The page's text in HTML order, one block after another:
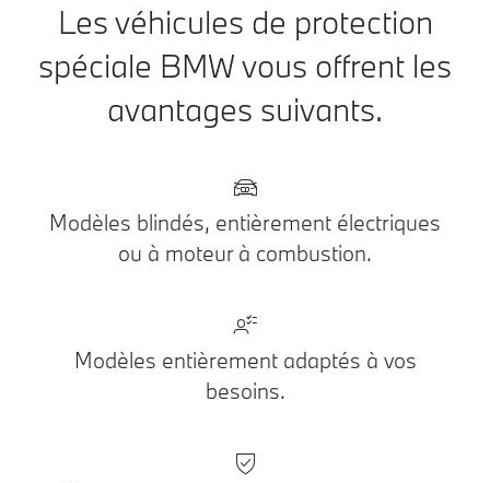
Les véhicules de protection
spéciale BMW vous offrent les
avantages suivants.
Modèles blindés, entièrement électriques
ou à moteur à combustion.
Modèles entièrement adaptés à vos
besoins.